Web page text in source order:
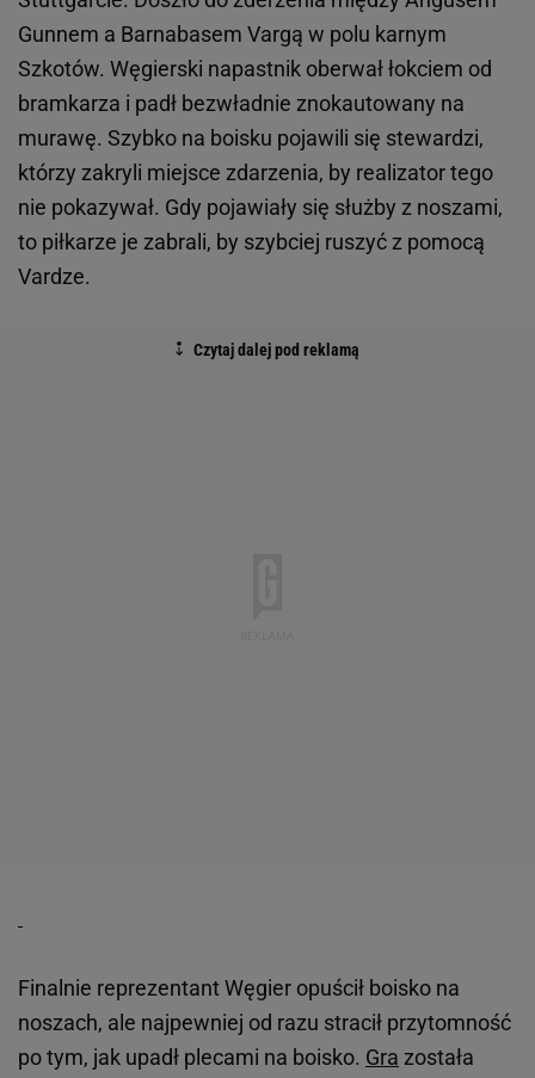
Gunnem a Barnabasem Vargą w polu karnym
Szkotów. Węgierski napastnik oberwał łokciem od
bramkarza i padł bezwładnie znokautowany na
murawę. Szybko na boisku pojawili się stewardzi,
którzy zakryli miejsce zdarzenia, by realizator tego
nie pokazywał. Gdy pojawiały się służby z noszami,
to piłkarze je zabrali, by szybciej ruszyć z pomocą
Vardze.
Finalnie reprezentant Węgier opuścił boisko na
noszach, ale najpewniej od razu stracił przytomność
po tym, jak upadł plecami na boisko. Gra została